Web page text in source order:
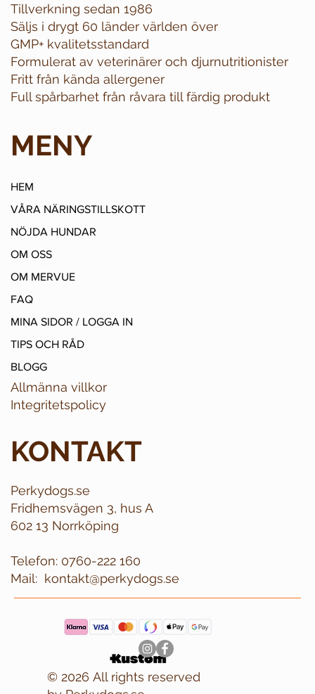
Tillverkning sedan 1986
Säljs i drygt 60 länder världen över
GMP+ kvalitetsstandard
Formulerat av veterinärer och djurnutritionister
Fritt från kända allergener
Full spårbarhet från råvara till färdig produkt
MENY
HEM
VÅRA NÄRINGSTILLSKOTT
NÖJDA HUNDAR
OM OSS
OM MERVUE
FAQ
MINA SIDOR / LOGGA IN
TIPS OCH RÅD
BLOGG
Allmänna villkor
Integritetspolicy
KONTAKT
Perkydogs.se
Fridhemsvägen 3, hus A
602 13 Norrköping
Telefon: 0760-222 160
kontakt@perkydogs.se
Mail:
© 2026 All rights reserved